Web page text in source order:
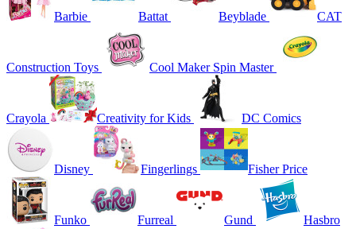
Barbie Battat Beyblade CAT
Construction Toys Cool Maker Spin Master
Crayola Creativity for Kids DC Comics
Disney Fingerlings Fisher Price
Funko Furreal Gund Hasbro